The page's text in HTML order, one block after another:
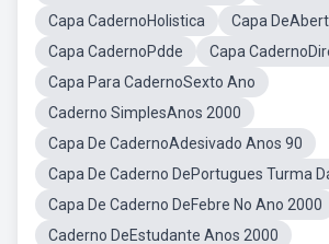
Capa CadernoHolistica
Capa
Capa CadernoPdde
Capa
Capa Para CadernoSexto Ano
Caderno SimplesAnos 2000
Capa De CadernoAdesivado Anos 90
Capa De Caderno DePortugues Turma
Capa De Caderno DeFebre No Ano 2000
Caderno DeEstudante Anos 2000